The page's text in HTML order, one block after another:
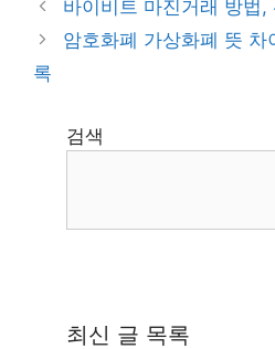
바이비트 마진거래 방법,
암호화폐 가상화폐 뜻 차
록
검색
최신 글 목록